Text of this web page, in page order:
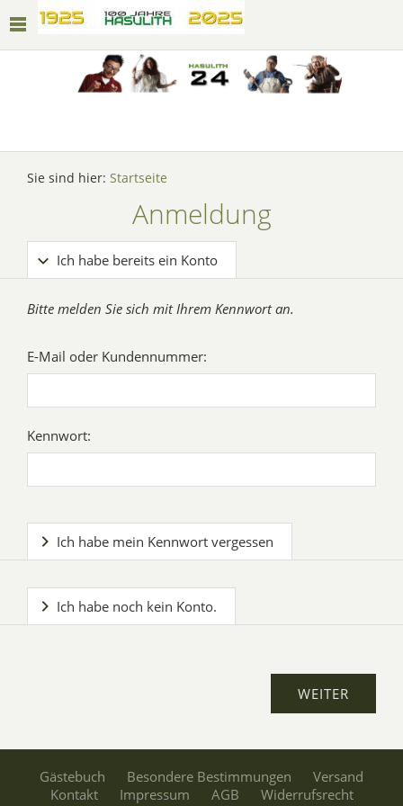
Sie sind hier: Startseite
Anmeldung
Ich habe bereits ein Konto
Bitte melden Sie sich mit Ihrem Kennwort an.
E-Mail oder Kundennummer:
Kennwort:
Ich habe mein Kennwort vergessen
Ich habe noch kein Konto.
Gästebuch Besondere Bestimmungen
Versand
Kontakt
Impressum AGB
Widerrufsrecht